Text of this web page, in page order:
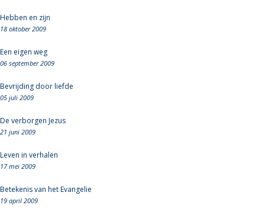
Hebben en zijn
18 oktober 2009
Een eigen weg
06 september 2009
Bevrijding door liefde
05 juli 2009
De verborgen Jezus
21 juni 2009
Leven in verhalen
17 mei 2009
Betekenis van het Evangelie
19 april 2009